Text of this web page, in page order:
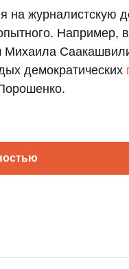
журналистскую
Например,
демократических